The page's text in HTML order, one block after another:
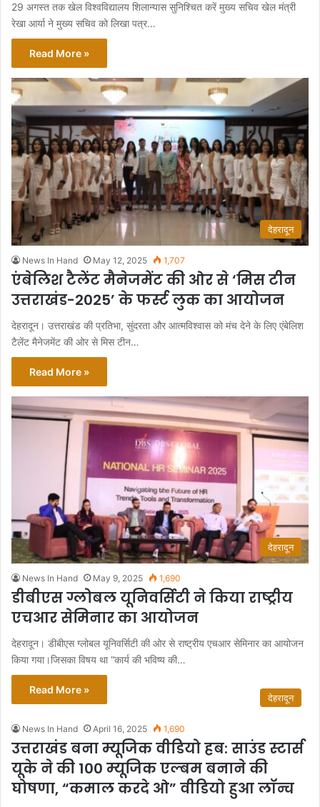
29 अगस्त तक खेल विश्वविद्यालय शिलान्यास सुनिश्चित करें मुख्य सचिव खेल मंत्री
रेखा आर्या ने मुख्य सचिव को लिखा पत्र…
Read More »
देहरादून
News In Hand May 12, 2025 1,707
एंबेलिश टैलेंट मैनेजमेंट की ओर से ‘मिस टीन
उत्तराखंड-2025’ के फर्स्ट लुक का आयोजन
देहरादून। उत्तराखंड की प्रतिभा, सुंदरता और आत्मविश्वास को मंच देने के लिए एंबेलिश
टैलेंट मैनेजमेंट की ओर से मिस टीन…
Read More »
देहरादून
News In Hand May 9, 2025 1,690
डीबीएस ग्लोबल यूनिवर्सिटी ने किया राष्ट्रीय
एचआर सेमिनार का आयोजन
देहरादून। डीबीएस ग्लोबल यूनिवर्सिटी की ओर से राष्ट्रीय एचआर सेमिनार का आयोजन
किया गया।जिसका विषय था “कार्य की भविष्य की…
Read More »
देहरादून
News In Hand April 16, 2025 1,690
उत्तराखंड बना म्यूजिक वीडियो हब: साउंड स्टार्स
यूके ने की 100 म्यूजिक एल्बम बनाने की
घोषणा, “कमाल करदे ओ” वीडियो हुआ लॉन्च